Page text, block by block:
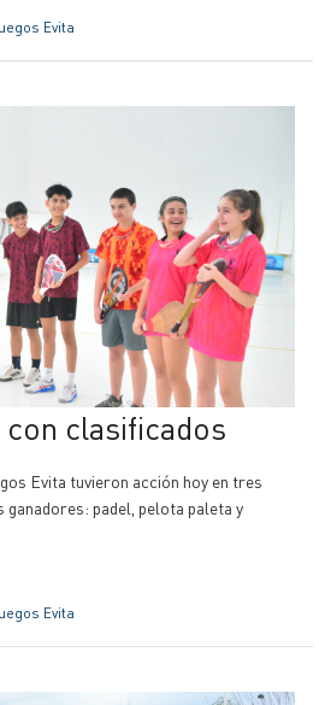
Evita
con clasificados
Evita tuvieron acción hoy en tres
ganadores: padel, pelota paleta y
Evita